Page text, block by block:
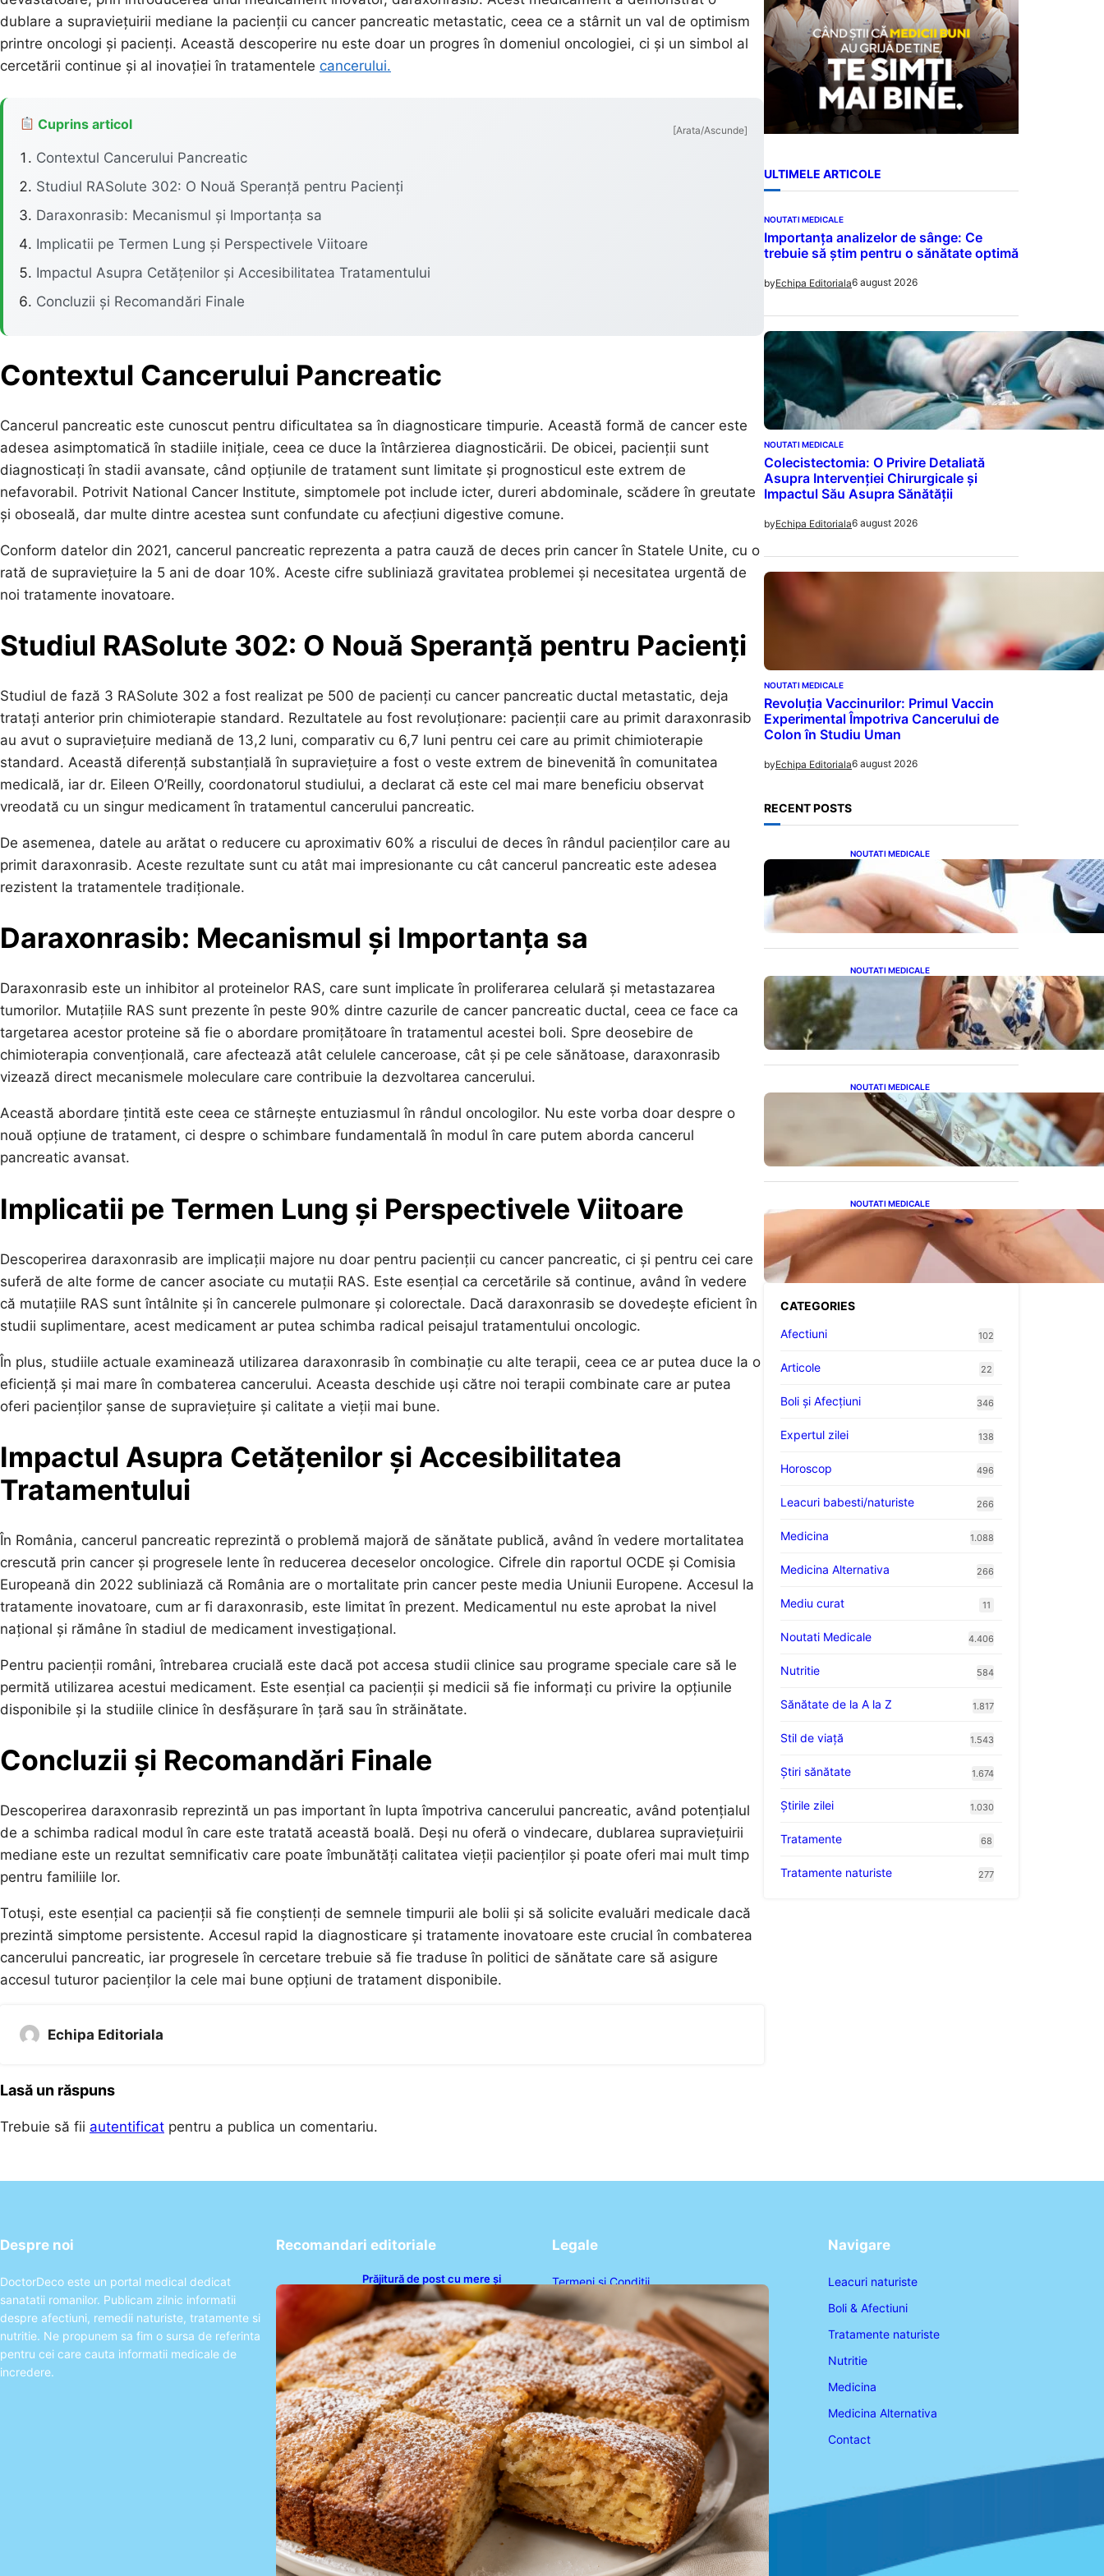
dublare a supraviețuirii mediane la pacienții cu cancer pancreatic metastatic, ceea ce a stârnit un val de optimism
printre oncologi și pacienți. Această descoperire nu este doar un progres în domeniul oncologiei, ci și un simbol al
cercetării continue și al inovației în tratamentele cancerului.
Cuprins articol [Arata/Ascunde]
Contextul Cancerului Pancreatic
Studiul RASolute 302: O Nouă Speranță pentru Pacienți
Daraxonrasib: Mecanismul și Importanța sa
Implicatii pe Termen Lung și Perspectivele Viitoare
Impactul Asupra Cetățenilor și Accesibilitatea Tratamentului
Concluzii și Recomandări Finale
Contextul Cancerului Pancreatic
Cancerul pancreatic este cunoscut pentru dificultatea sa în diagnosticare timpurie. Această formă de cancer este
adesea asimptomatică în stadiile inițiale, ceea ce duce la întârzierea diagnosticării. De obicei, pacienții sunt
diagnosticați în stadii avansate, când opțiunile de tratament sunt limitate și prognosticul este extrem de
nefavorabil. Potrivit National Cancer Institute, simptomele pot include icter, dureri abdominale, scădere în greutate
și oboseală, dar multe dintre acestea sunt confundate cu afecțiuni digestive comune.
Conform datelor din 2021, cancerul pancreatic reprezenta a patra cauză de deces prin cancer în Statele Unite, cu o
rată de supraviețuire la 5 ani de doar 10%. Aceste cifre subliniază gravitatea problemei și necesitatea urgentă de
noi tratamente inovatoare.
Studiul RASolute 302: O Nouă Speranță pentru Pacienți
Studiul de fază 3 RASolute 302 a fost realizat pe 500 de pacienți cu cancer pancreatic ductal metastatic, deja
tratați anterior prin chimioterapie standard. Rezultatele au fost revoluționare: pacienții care au primit daraxonrasib
au avut o supraviețuire mediană de 13,2 luni, comparativ cu 6,7 luni pentru cei care au primit chimioterapie
standard. Această diferență substanțială în supraviețuire a fost o veste extrem de binevenită în comunitatea
medicală, iar dr. Eileen O’Reilly, coordonatorul studiului, a declarat că este cel mai mare beneficiu observat
vreodată cu un singur medicament în tratamentul cancerului pancreatic.
De asemenea, datele au arătat o reducere cu aproximativ 60% a riscului de deces în rândul pacienților care au
primit daraxonrasib. Aceste rezultate sunt cu atât mai impresionante cu cât cancerul pancreatic este adesea
rezistent la tratamentele tradiționale.
Daraxonrasib: Mecanismul și Importanța sa
Daraxonrasib este un inhibitor al proteinelor RAS, care sunt implicate în proliferarea celulară și metastazarea
tumorilor. Mutațiile RAS sunt prezente în peste 90% dintre cazurile de cancer pancreatic ductal, ceea ce face ca
targetarea acestor proteine să fie o abordare promițătoare în tratamentul acestei boli. Spre deosebire de
chimioterapia convențională, care afectează atât celulele canceroase, cât și pe cele sănătoase, daraxonrasib
vizează direct mecanismele moleculare care contribuie la dezvoltarea cancerului.
Această abordare țintită este ceea ce stârnește entuziasmul în rândul oncologilor. Nu este vorba doar despre o
nouă opțiune de tratament, ci despre o schimbare fundamentală în modul în care putem aborda cancerul
pancreatic avansat.
Implicatii pe Termen Lung și Perspectivele Viitoare
Descoperirea daraxonrasib are implicații majore nu doar pentru pacienții cu cancer pancreatic, ci și pentru cei care
suferă de alte forme de cancer asociate cu mutații RAS. Este esențial ca cercetările să continue, având în vedere
că mutațiile RAS sunt întâlnite și în cancerele pulmonare și colorectale. Dacă daraxonrasib se dovedește eficient în
studii suplimentare, acest medicament ar putea schimba radical peisajul tratamentului oncologic.
În plus, studiile actuale examinează utilizarea daraxonrasib în combinație cu alte terapii, ceea ce ar putea duce la o
eficiență și mai mare în combaterea cancerului. Aceasta deschide uși către noi terapii combinate care ar putea
oferi pacienților șanse de supraviețuire și calitate a vieții mai bune.
Impactul Asupra Cetățenilor și Accesibilitatea
Tratamentului
În România, cancerul pancreatic reprezintă o problemă majoră de sănătate publică, având în vedere mortalitatea
crescută prin cancer și progresele lente în reducerea deceselor oncologice. Cifrele din raportul OCDE și Comisia
Europeană din 2022 subliniază că România are o mortalitate prin cancer peste media Uniunii Europene. Accesul la
tratamente inovatoare, cum ar fi daraxonrasib, este limitat în prezent. Medicamentul nu este aprobat la nivel
național și rămâne în stadiul de medicament investigațional.
Pentru pacienții români, întrebarea crucială este dacă pot accesa studii clinice sau programe speciale care să le
permită utilizarea acestui medicament. Este esențial ca pacienții și medicii să fie informați cu privire la opțiunile
disponibile și la studiile clinice în desfășurare în țară sau în străinătate.
Concluzii și Recomandări Finale
Descoperirea daraxonrasib reprezintă un pas important în lupta împotriva cancerului pancreatic, având potențialul
de a schimba radical modul în care este tratată această boală. Deși nu oferă o vindecare, dublarea supraviețuirii
mediane este un rezultat semnificativ care poate îmbunătăți calitatea vieții pacienților și poate oferi mai mult timp
pentru familiile lor.
Totuși, este esențial ca pacienții să fie conștienți de semnele timpurii ale bolii și să solicite evaluări medicale dacă
prezintă simptome persistente. Accesul rapid la diagnosticare și tratamente inovatoare este crucial în combaterea
cancerului pancreatic, iar progresele în cercetare trebuie să fie traduse în politici de sănătate care să asigure
accesul tuturor pacienților la cele mai bune opțiuni de tratament disponibile.
Echipa Editoriala
Lasă un răspuns
Trebuie să fii autentificat pentru a publica un comentariu.
ULTIMELE ARTICOLE
NOUTATI MEDICALE
Importanța analizelor de sânge: Ce
trebuie să știm pentru o sănătate optimă
byEchipa Editoriala6 august 2026
NOUTATI MEDICALE
Colecistectomia: O Privire Detaliată
Asupra Intervenției Chirurgicale și
Impactul Său Asupra Sănătății
byEchipa Editoriala6 august 2026
NOUTATI MEDICALE
Revoluția Vaccinurilor: Primul Vaccin
Experimental Împotriva Cancerului de
Colon în Studiu Uman
byEchipa Editoriala6 august 2026
RECENT POSTS
NOUTATI MEDICALE
Acordul României cu Banca
Mondială: O Analiză
Detaliată a Împrumutului și
Condițiilor Impuse
NOUTATI MEDICALE
Nașterea prințesei Eugenie
la Lisabona: O alegere plină
de semnificație pentru
familia regală britanică
NOUTATI MEDICALE
Revoluția Bateriilor pentru
Telefoane: Avantaje,
Provocări și Viitorul
Tehnologiei Energetice
NOUTATI MEDICALE
Varicele și Umflarea
Picioarelor pe Caniculă:
Înțelegerea Simptomelor și
Măsurilor de Prevenție
CATEGORIES
Afectiuni
102
Articole 22
Boli și Afecțiuni 346
Expertul zilei 138
Horoscop 496
Leacuri babesti/naturiste 266
Medicina 1.088
Medicina Alternativa 266
Mediu curat 11
Noutati Medicale 4.406
Nutritie 584
Sănătate de la A la Z 1.817
Stil de viaţă 1.543
Ştiri sănătate 1.674
Știrile zilei 1.030
Tratamente 68
Tratamente naturiste 277
Despre noi
DoctorDeco este un portal medical dedicat
sanatatii romanilor. Publicam zilnic informatii
despre afectiuni, remedii naturiste, tratamente si
nutritie. Ne propunem sa fim o sursa de referinta
pentru cei care cauta informatii medicale de
incredere.
Recomandari editoriale
Prăjitură de post cu mere și
scorțișoară: O Delicatesă Dulce
pentru Postul Adormirii Maicii
Domnului
Legale
Termeni și Condiții
Politica de Confidențialitate
Politica de Cookies
Disclaimer
Contact
Navigare
Leacuri naturiste
Boli & Afectiuni
Tratamente naturiste
Nutritie
Medicina
Medicina Alternativa
Contact